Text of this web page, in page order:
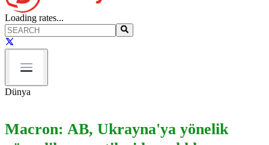
Loading rates...
Dünya
Macron: AB, Ukrayna'ya yönelik